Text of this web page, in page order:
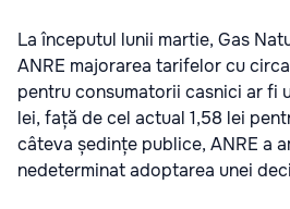
La începutul lunii martie, Gas
ANRE majorarea tarifelor cu
pentru consumatorii casnici ar fi
lei, față de cel actual 1,58 lei
câteva ședințe publice, ANRE a
nedeterminat adoptarea unei